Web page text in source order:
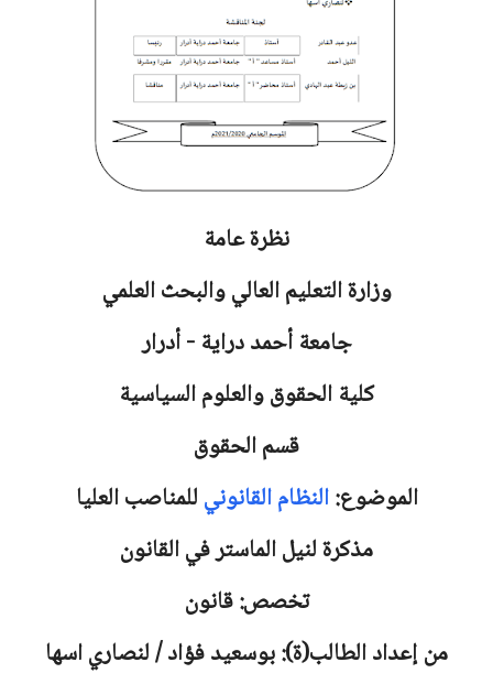
نظرة عامة
وزارة التعليم العالي والبحث العلمي
جامعةأحمد دراية - أدرار
كلية الحقوق والعلوم السياسية
قسم الحقوق
الموضوع:النظام القانونيللمناصب العليا
مذكرة لنيل الماستر في القانون
تخصص: قانون
من إعداد الطالب(ة): بوسعيد فؤاد / لنصاري اسها